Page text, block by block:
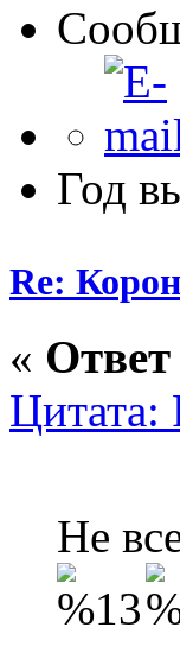
Год
Re:
« Ответ
Цитата:
Не